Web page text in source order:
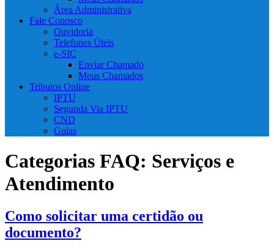
Área Administrativa
Fale Conosco
Ouvidoria
Telefones Úteis
e-SIC
Enviar Chamado
Meus Chamados
Tributos Online
IPTU
Segunda Via IPTU
CND
Guias
Categorias FAQ: Serviços e
Atendimento
Como solicitar uma certidão ou
documento?